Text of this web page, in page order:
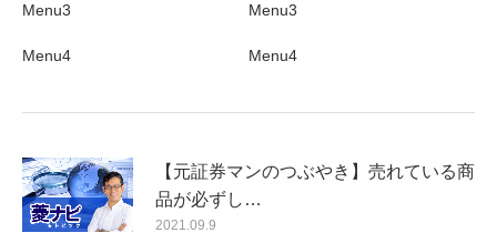
Menu3
Menu4
Menu3
Menu4
【元証券マンのつぶやき】売れている商
品が必ずし…
2021.09.9